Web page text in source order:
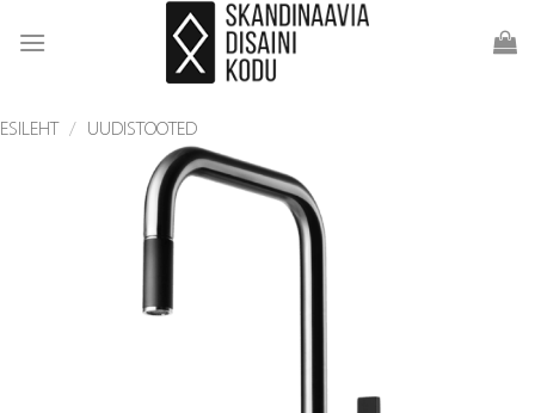
ESILEHT / UUDISTOOTED